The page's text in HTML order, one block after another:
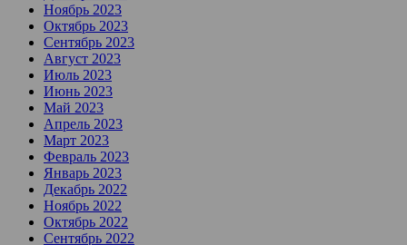
Ноябрь 2023
Октябрь 2023
Сентябрь 2023
Август 2023
Июль 2023
Июнь 2023
Май 2023
Апрель 2023
Март 2023
Февраль 2023
Январь 2023
Декабрь 2022
Ноябрь 2022
Октябрь 2022
Сентябрь 2022